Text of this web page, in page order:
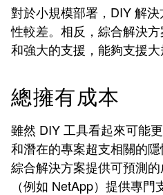
對於小規模部署，DIY 解
性較差。相反，綜合解決
和強大的支援，能夠支援大
總擁有成本
雖然 DIY 工具看起來可能
和潛在的專案超支相關的隱
綜合解決方案提供可預測
（例如 NetApp）提供專門